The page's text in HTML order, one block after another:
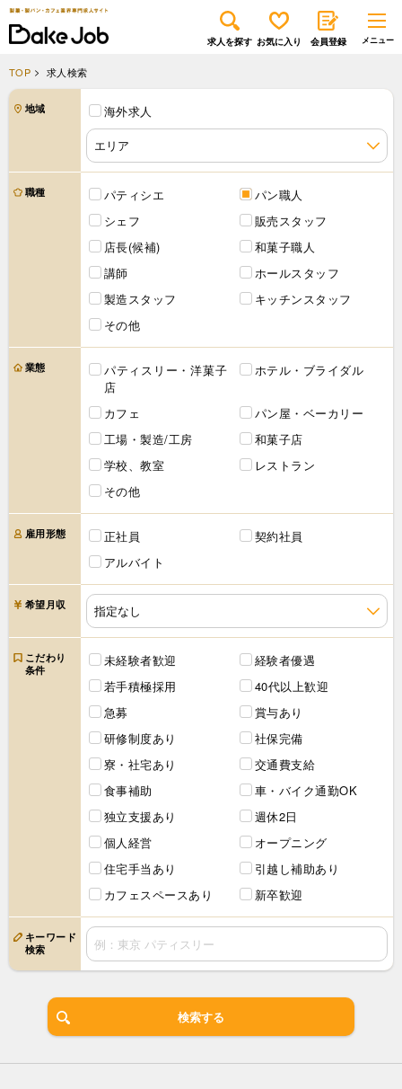
求人を探す お気に入り 会員登録
TOP 求人検索
地域 海外求人
職種 パティシエ
パン職人
シェフ
販売スタッフ
店長(候補)
和菓子職人
講師
ホールスタッフ
製造スタッフ
キッチンスタッフ
その他
業態
パティスリー・洋菓子
店
ホテル・ブライダル
カフェ
パン屋・ベーカリー
工場・製造/工房
和菓子店
学校、教室
レストラン
その他
雇用形態 正社員
契約社員
アルバイト
希望月収
こだわり
条件
未経験者歓迎
経験者優遇
若手積極採用
40代以上歓迎
急募
賞与あり
研修制度あり
社保完備
寮・社宅あり
交通費支給
食事補助
車・バイク通勤OK
独立支援あり
週休2日
個人経営
オープニング
住宅手当あり
引越し補助あり
カフェスペースあり
新卒歓迎
キーワード
検索
検索する